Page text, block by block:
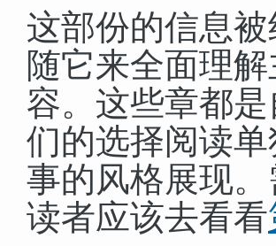
这部份的信息
随它来全面理
容。这些章都
们的选择阅读
事的风格展现
读者应该去看看